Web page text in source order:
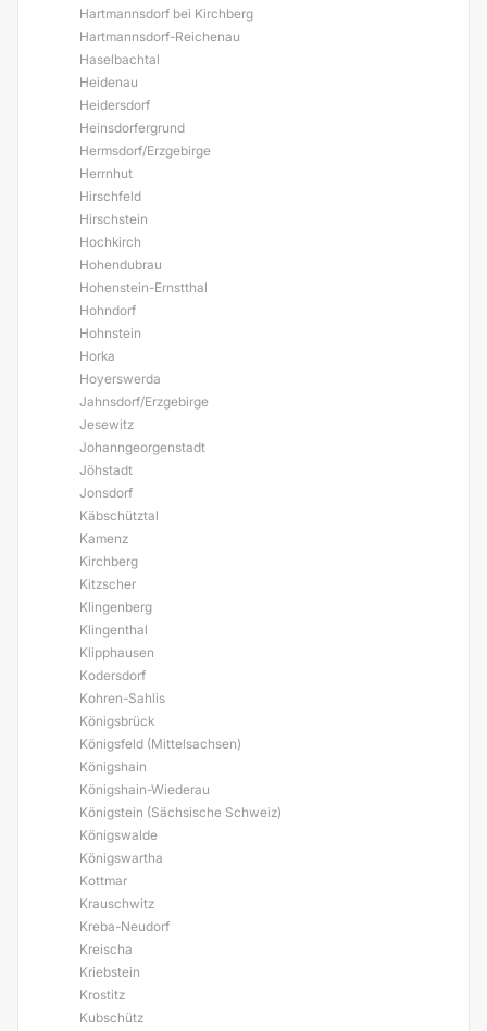
Hartmannsdorf bei Kirchberg
Hartmannsdorf-Reichenau
Haselbachtal
Heidenau
Heidersdorf
Heinsdorfergrund
Hermsdorf/Erzgebirge
Herrnhut
Hirschfeld
Hirschstein
Hochkirch
Hohendubrau
Hohenstein-Ernstthal
Hohndorf
Hohnstein
Horka
Hoyerswerda
Jahnsdorf/Erzgebirge
Jesewitz
Johanngeorgenstadt
Jöhstadt
Jonsdorf
Käbschütztal
Kamenz
Kirchberg
Kitzscher
Klingenberg
Klingenthal
Klipphausen
Kodersdorf
Kohren-Sahlis
Königsbrück
Königsfeld (Mittelsachsen)
Königshain
Königshain-Wiederau
Königstein (Sächsische Schweiz)
Königswalde
Königswartha
Kottmar
Krauschwitz
Kreba-Neudorf
Kreischa
Kriebstein
Krostitz
Kubschütz